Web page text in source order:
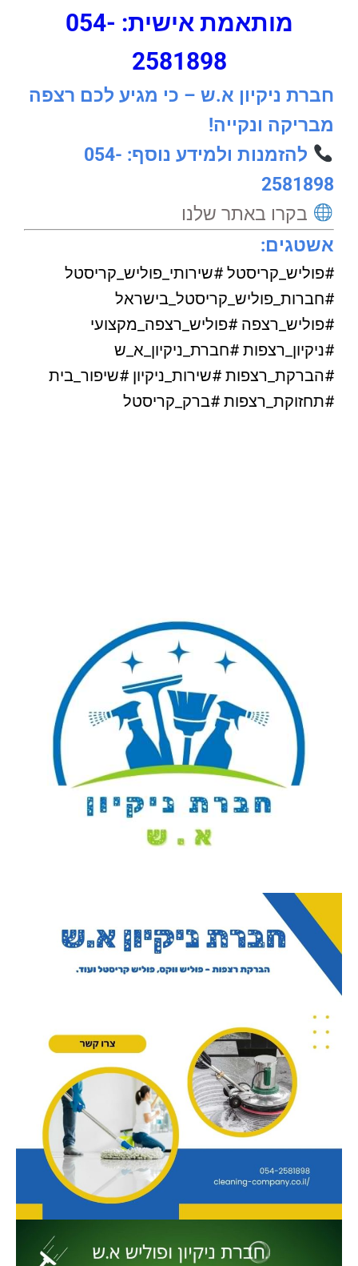
מותאמת אישית: 054-
2581898
חברת ניקיון א.ש – כי מגיע לכם רצפה
מבריקה ונקייה!
להזמנות ולמידע נוסף: 054-
2581898
בקרו באתר שלנו
אשטגים:
#פוליש_קריסטל #שירותי_פוליש_קריסטל
#חברות_פוליש_קריסטל_בישראל
#פוליש_רצפה #פוליש_רצפה_מקצועי
#ניקיון_רצפות #חברת_ניקיון_א_ש
#הברקת_רצפות #שירות_ניקיון #שיפור_בית
#תחזוקת_רצפות #ברק_קריסטל